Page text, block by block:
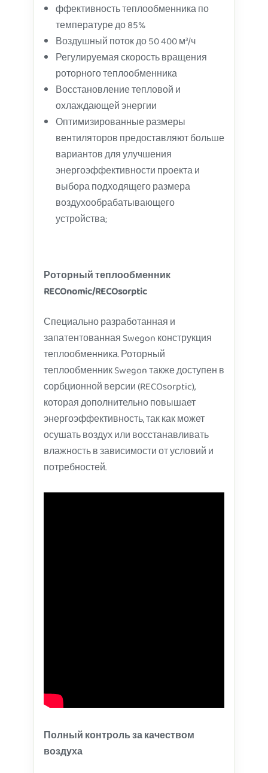
ффективность теплообменника по
температуре до 85%
Воздушный поток до 50 400 м³/ч
Регулируемая скорость вращения
роторного теплообменника
Восстановление тепловой и
охлаждающей энергии
Оптимизированные размеры
вентиляторов предоставляют больше
вариантов для улучшения
энергоэффективности проекта и
выбора подходящего размера
воздухообрабатывающего
устройства;
Роторный теплообменник
RECOnomic/RECOsorptic
Специально разработанная и
запатентованная Swegon конструкция
теплообменника. Роторный
теплообменник Swegon также доступен в
сорбционной версии (RECOsorptic),
которая дополнительно повышает
энергоэффективность, так как может
осушать воздух или восстанавливать
влажность в зависимости от условий и
потребностей.
Полный контроль за качеством
воздуха